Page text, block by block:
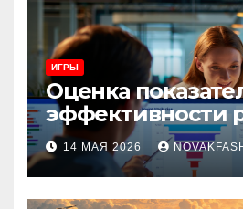
ИГРЫ
Оценка
эффективности
при атрибуции
множественных
касания
14 МАЯ 2026